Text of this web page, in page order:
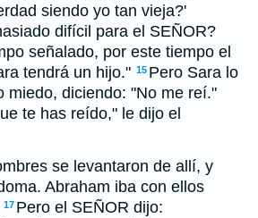
siendo yo tan vieja?'
difícil para el SEÑOR?
señalado, por este tiempo el
tendrá un hijo." 15 Pero Sara lo
miedo, diciendo: "No me reí."
te has reído," le dijo el
se levantaron de allí, y
Abraham iba con ellos
17 Pero el SEÑOR dijo: